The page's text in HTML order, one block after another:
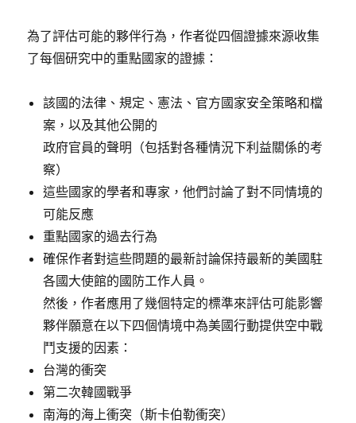
為了評估可能的夥伴行為，作者從四個證據來源收集
了每個研究中的重點國家的證據：
該國的法律、規定、憲法、官方國家安全策略和檔
案，以及其他公開的
政府官員的聲明（包括對各種情況下利益關係的考
察）
這些國家的學者和專家，他們討論了對不同情境的
可能反應
重點國家的過去行為
確保作者對這些問題的最新討論保持最新的美國駐
各國大使館的國防工作人員。
然後，作者應用了幾個特定的標準來評估可能影響
夥伴願意在以下四個情境中為美國行動提供空中戰
鬥支援的因素：
台灣的衝突
第二次韓國戰爭
南海的海上衝突（斯卡伯勒衝突）